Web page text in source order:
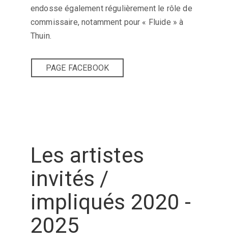
endosse également régulièrement le rôle de
commissaire, notamment pour « Fluide » à
Thuin.
PAGE FACEBOOK
Les artistes
invités /
impliqués 2020 -
2025